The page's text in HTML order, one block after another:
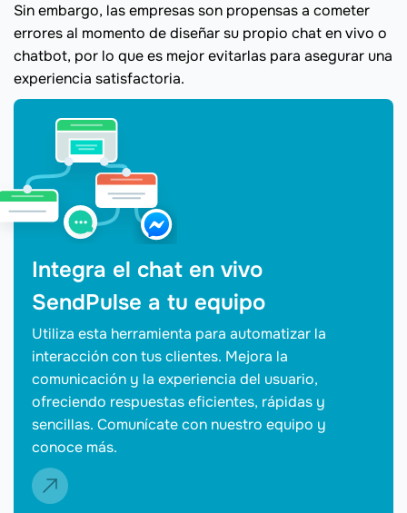
Sin embargo, las empresas son propensas a cometer
errores al momento de diseñar su propio chat en vivo o
chatbot, por lo que es mejor evitarlas para asegurar una
experiencia satisfactoria.
Integra el chat en vivo
SendPulse a tu equipo
Utiliza esta herramienta para automatizar la
interacción con tus clientes. Mejora la
comunicación y la experiencia del usuario,
ofreciendo respuestas eficientes, rápidas y
sencillas. Comunícate con nuestro equipo y
conoce más.